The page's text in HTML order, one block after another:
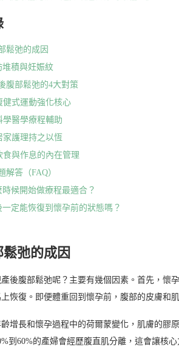
鬆弛的成因
堆積與妊娠紋
腹部鬆弛的4大對策
健式運動強化核心
學醫學療程輔助
家護理持之以恆
食與作息的內在管理
解答（FAQ）
時候開始做療程最適合？
一定能恢復到懷孕前的狀態嗎？
弛的成因
後腹部鬆弛呢？主要有幾個因素。首先，懷
恢復。即便體重回到懷孕前，腹部的皮膚和
增長和懷孕過程中的荷爾蒙變化，肌膚的膠
到60%的產婦會經歷腹直肌分離，這會讓核